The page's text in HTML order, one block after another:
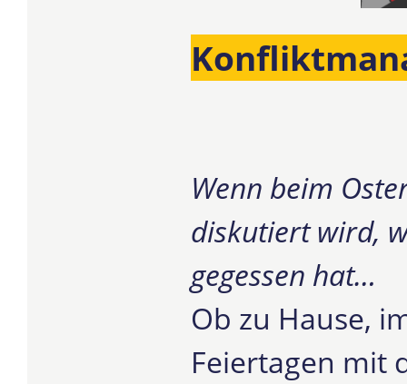
Wenn beim
diskutiert wird,
gegessen hat…
Ob zu Hause,
Feiertagen mit